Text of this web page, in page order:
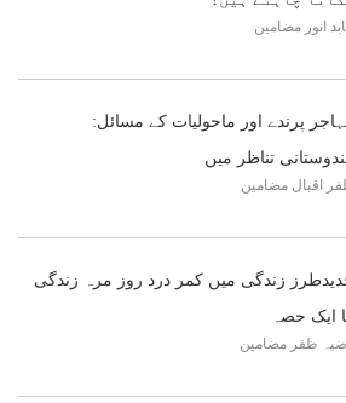
انور مضامین
پرندے اور ماحولیات کے مسائل:
تناظر میں
اقبال مضامین
زندگی میں کمر درد روز مرہ زندگی
ایک حصہ
ظفر مضامین